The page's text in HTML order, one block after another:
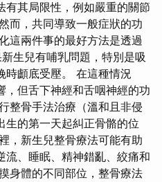
有其局限性，例如嚴重的關節
而，共同導致一般症狀的功
這兩件事的最好方法是透過
生兒有哺乳問題，特別是吸
時顱底受壓。 在這種情況
，但舌下神經和舌咽神經的功
整骨手法治療（溫和且非侵
生的第一天起糾正骨骼的位
，新生兒整骨療法可能有助
流、睡眠、精神錯亂、絞痛和
身體的不同部位，整骨療法